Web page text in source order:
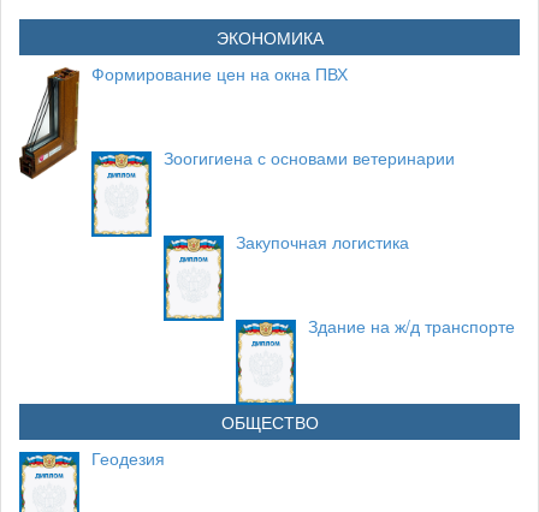
ЭКОНОМИКА
Формирование цен на окна ПВХ
Зоогигиена с основами ветеринарии
Закупочная логистика
Здание на ж/д транспорте
ОБЩЕСТВО
Геодезия